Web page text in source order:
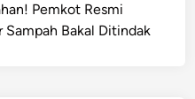
Pemkot Resmi
Sampah Bakal Ditindak